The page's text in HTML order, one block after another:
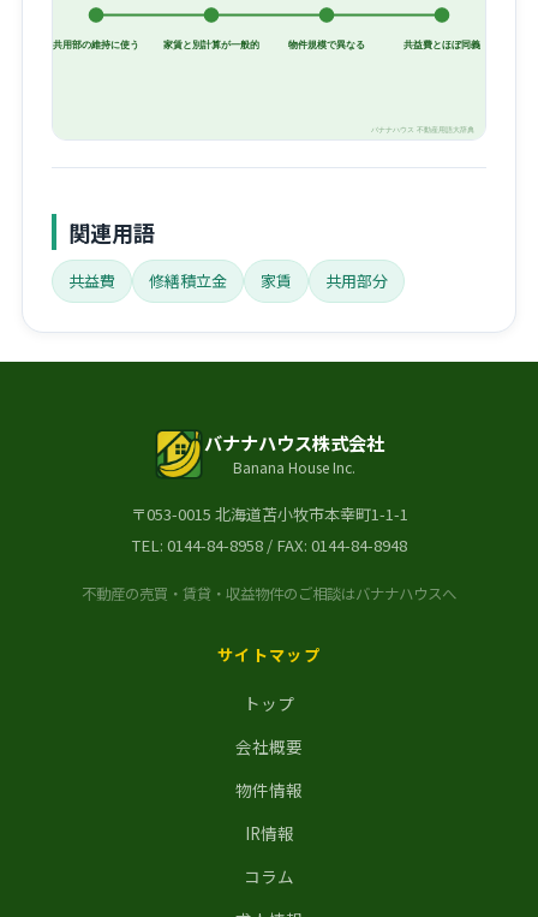
関連用語
共益費 修繕積立金 家賃 共用部分
バナナハウス株式会社
Banana House Inc.
〒053-0015 北海道苫小牧市本幸町1-1-1
TEL: 0144-84-8958 / FAX: 0144-84-8948
不動産の売買・賃貸・収益物件のご相談はバナナハウスへ
サイトマップ
トップ
会社概要
物件情報
IR情報
コラム